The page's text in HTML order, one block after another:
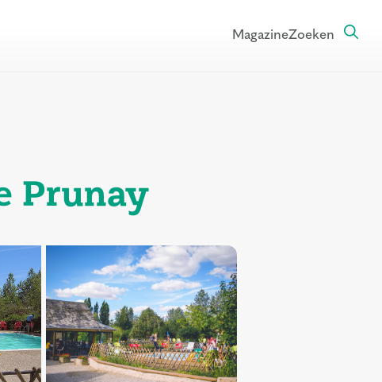
MagazineZoeken
Prunay